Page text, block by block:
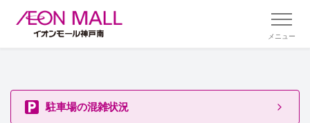
メニュー
駐車場の混雑状況